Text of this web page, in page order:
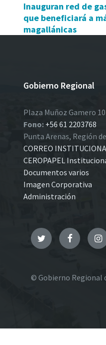
Inauguran red de
que beneficiará a
magallánicas
Gobierno Regional
Plaza Muñoz Gamero
Fono: +56 61 2203768
Punta Arenas, Región
CORREO
CEROPAPEL
Documentos varios
Imagen Corporativa
Administración
TwitterFacebook
© Gobierno Regional